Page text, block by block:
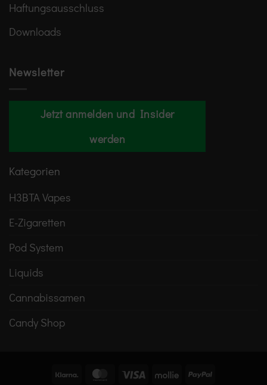
Haftungsausschluss
Downloads
Newsletter
Jetzt anmelden und Insider
werden
Kategorien
H3BTA Vapes
E-Zigaretten
Pod System
Liquids
Cannabissamen
Candy Shop
Klarna MasterCard
Visa Mollie PayPal